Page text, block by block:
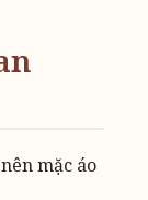
mặc áo